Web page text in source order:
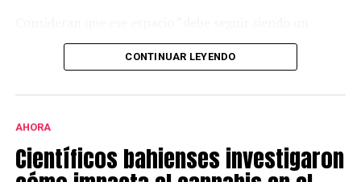
espacio público identitario y no un proyecto
permanente de emprendimientos privados” y a tal fin
cantidad de firmas.
Este grupo ya se había opuesto al proyecto bajo la
gestión de Héctor Gay y ahora de Federico Susbielles.
El principal fundamento es que rechazan la extracción
CONTINUAR LEYENDO
AHORA
Científicos bahienses investigaron